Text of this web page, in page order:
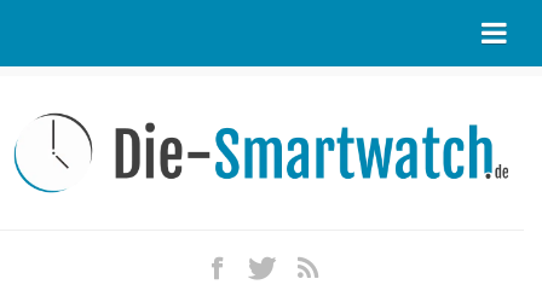
Kontakt / Tipp geben
Impressum